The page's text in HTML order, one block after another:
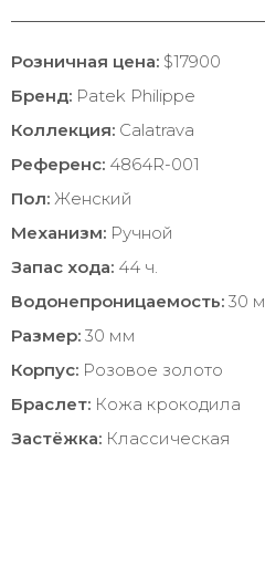
Розничная цена: $17900
Бренд: Patek Philippe
Коллекция: Calatrava
Референс: 4864R-001
Пол: Женский
Механизм: Ручной
Запас хода: 44 ч.
Водонепроницаемость: 30 м
Размер: 30 мм
Корпус: Розовое золото
Браслет: Кожа крокодила
Застёжка: Классическая